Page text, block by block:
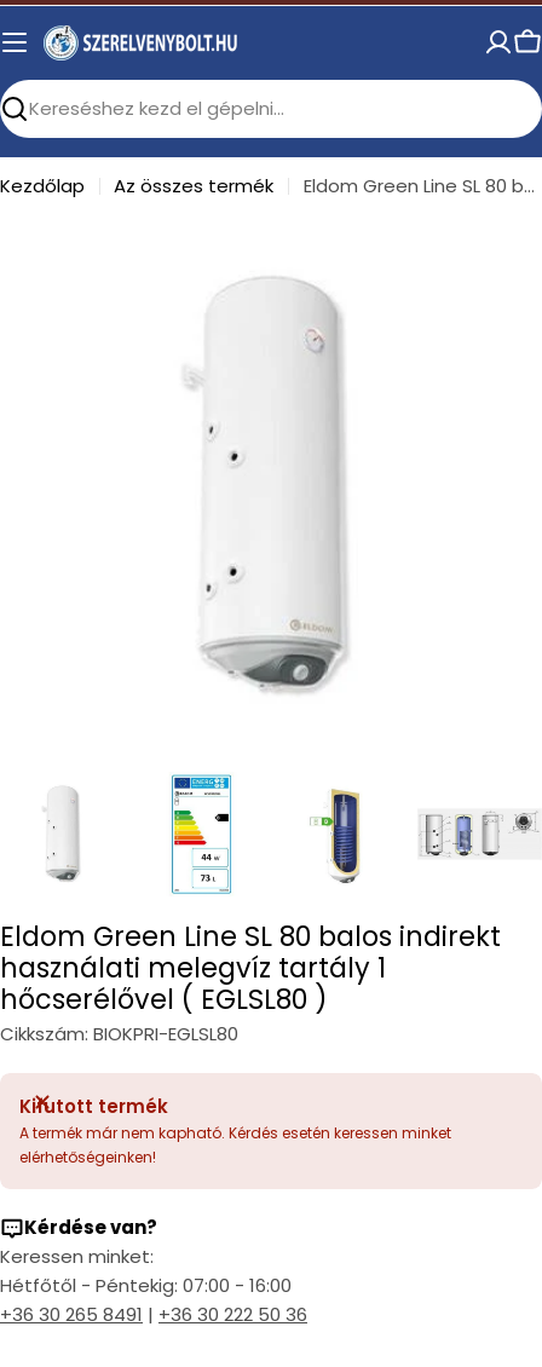
Skip
to
Search
Kezdőlap Az összes termék Eldom Green Line SL 80 balos indirekt használati melegvíz tartály 1 hőcserélővel ( EGLSL80 )
Eldom Green Line SL 80 balos indirekt
használati melegvíz tartály 1
hőcserélővel ( EGLSL80 )
Cikkszám: BIOKPRI-EGLSL80
Kifutott termék
A termék már nem kapható. Kérdés esetén keressen minket
elérhetőségeinken!
Kérdése van?
Keressen minket:
Hétfőtől - Péntekig: 07:00 - 16:00
+36 30 265 8491 | +36 30 222 50 36